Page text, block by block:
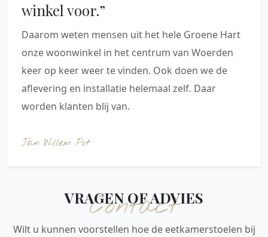
winkel voor.”
Daarom weten mensen uit het hele Groene Hart
onze woonwinkel in het centrum van Woerden
keer op keer weer te vinden. Ook doen we de
aflevering en installatie helemaal zelf. Daar
worden klanten blij van.
Jan Willem Pot
Contact
VRAGEN OF ADVIES
Wilt u kunnen voorstellen hoe de eetkamerstoelen bij